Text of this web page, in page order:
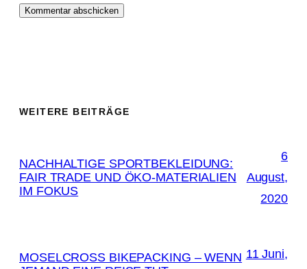
WEITERE BEITRÄGE
NACHHALTIGE SPORTBEKLEIDUNG:
FAIR TRADE UND ÖKO-MATERIALIEN
IM FOKUS
6
August,
2020
MOSELCROSS BIKEPACKING – WENN 11 Juni,